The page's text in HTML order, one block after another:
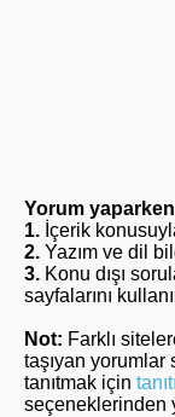
Yorum
1. İçerik
2. Yazım ve dil
3. Konu dışı
sayfalarını
Not: Farklı
taşıyan
tanıtmak için
seçeneklerinden